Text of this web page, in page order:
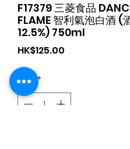
F17379 三菱食品
FLAME 智利氣泡白酒 (
12.5%) 750ml
HK$125.00
数量 *